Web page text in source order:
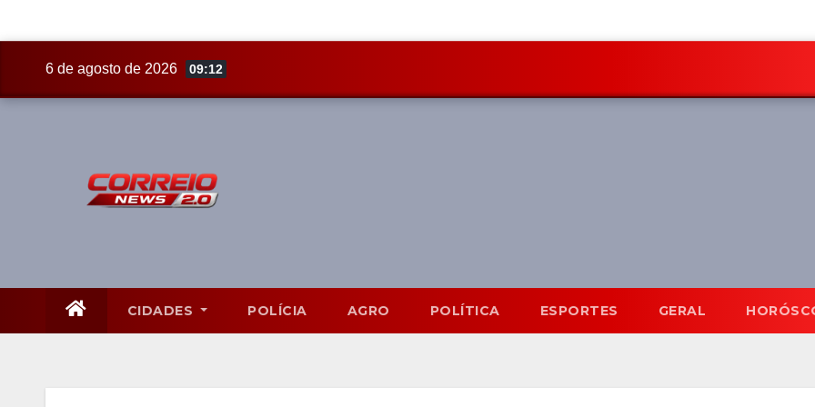
6 de agosto de 2026 09:12
CIDADES POLÍCIA AGRO POLÍTICA ESPORTES GERAL